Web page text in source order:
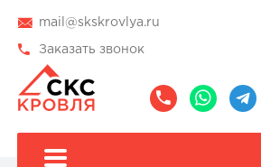
mail@skskrovlya.ru
Заказать звонок